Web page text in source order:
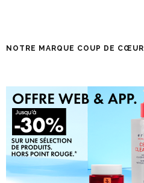
NOTRE MARQUE COUP DE CŒUR